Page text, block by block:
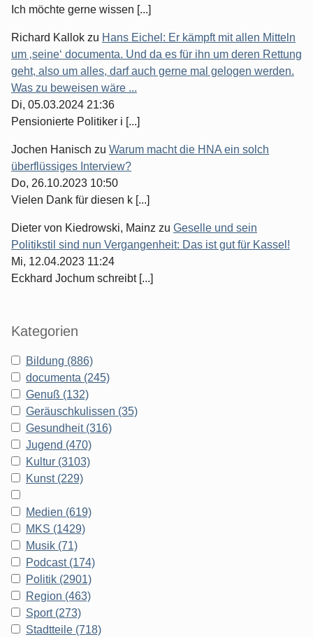
Ich möchte gerne wissen [...]
Richard Kallok zu Hans Eichel: Er kämpft mit allen Mitteln
um ‚seine‘ documenta. Und da es für ihn um deren Rettung
geht, also um alles, darf auch gerne mal gelogen werden.
Was zu beweisen wäre ...
Di, 05.03.2024 21:36
Pensionierte Politiker i [...]
Jochen Hanisch zu Warum macht die HNA ein solch
überflüssiges Interview?
Do, 26.10.2023 10:50
Vielen Dank für diesen k [...]
Dieter von Kiedrowski, Mainz zu Geselle und sein
Politikstil sind nun Vergangenheit: Das ist gut für Kassel!
Mi, 12.04.2023 11:24
Eckhard Jochum schreibt [...]
Kategorien
Bildung (886)
documenta (245)
Genuß (132)
Geräuschkulissen (35)
Gesundheit (316)
Jugend (470)
Kultur (3103)
Kunst (229)
Medien (619)
MKS (1429)
Musik (71)
Podcast (174)
Politik (2901)
Region (463)
Sport (273)
Stadtteile (718)